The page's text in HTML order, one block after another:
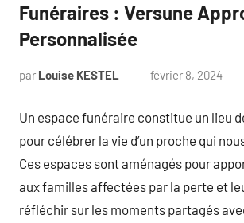
Funéraires : Versune
Personnalisée
par Louise KESTEL février 8, 2024
Un espace funéraire constitue un lieu
pour célébrer la vie d’un proche qui
Ces espaces sont aménagés pour
aux familles affectées par la perte et
réfléchir sur les moments partagés